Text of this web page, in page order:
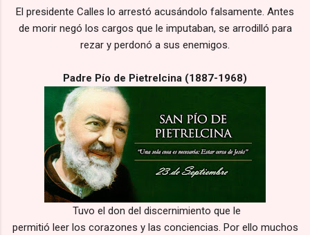
El presidente Calles lo arrestó acusándolo falsamente. Antes
de morir negó los cargos que le imputaban, se arrodilló para
rezar y perdonó a sus enemigos.
Padre Pío de Pietrelcina (1887-1968)
Tuvo el don del discernimiento que le
permitió leer los corazones y las conciencias. Por ello muchos